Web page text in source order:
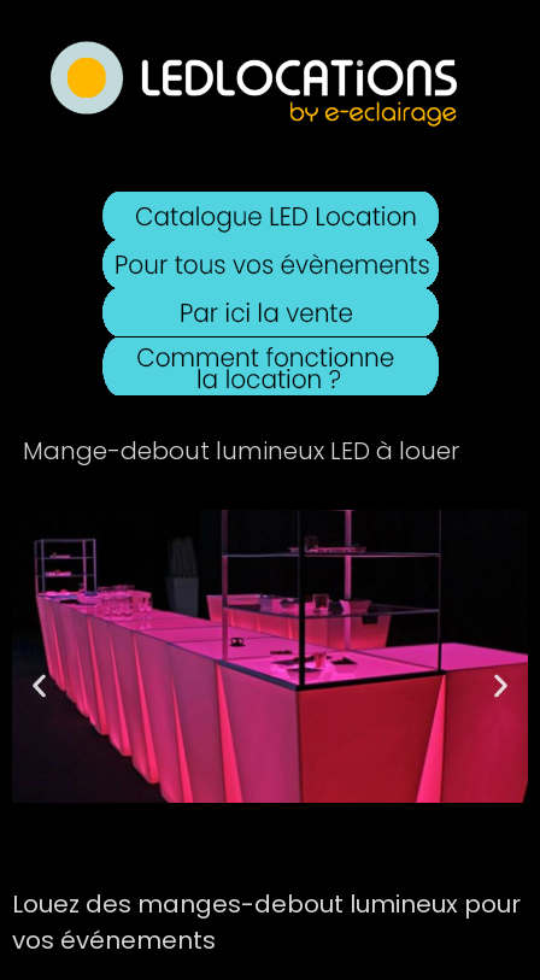
Mange-debout lumineux LED à louer
Louez des manges-debout lumineux pour
vos événements